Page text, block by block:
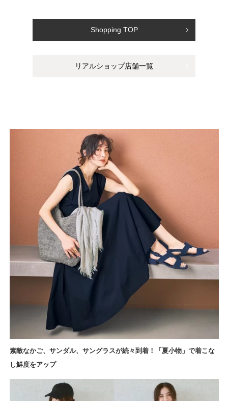
Shopping TOP
リアルショップ店舗一覧
素敵なかご、サンダル、サングラスが続々到着！「夏小物」で着こな
し鮮度をアップ